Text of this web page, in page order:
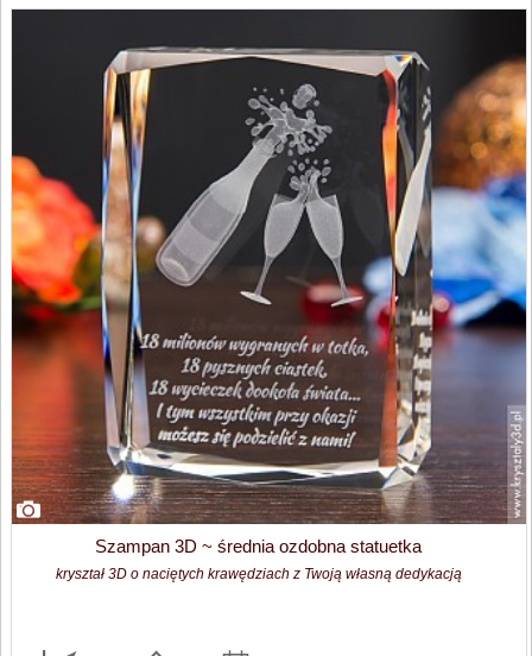
Szampan 3D ~ średnia ozdobna statuetka
kryształ 3D o naciętych krawędziach z Twoją własną dedykacją